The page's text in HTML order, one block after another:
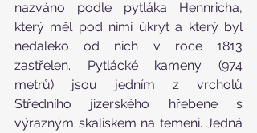
nazváno podle pytláka Hennricha,
který měl pod nimi úkryt a který byl
nedaleko od nich v roce 1813
zastřelen. Pytlácké kameny (974
metrů) jsou jedním z vrcholů
Středního jizerského hřebene s
výrazným skaliskem na temeni. Jedná